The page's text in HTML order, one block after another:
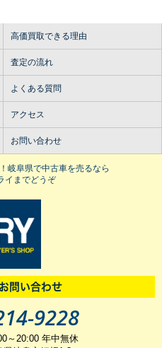
高価買取できる理由
査定の流れ
よくある質問
アクセス
お問い合わせ
岐阜県で中古車を売るなら
イまでどうぞ
問い合わせ
9228
～20:00 年中無休